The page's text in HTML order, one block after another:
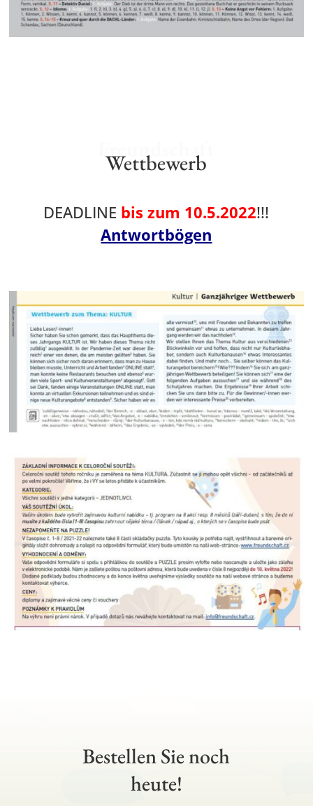
Freundschaft
Wettbewerb
DEADLINE bis zum 10.5.2022!!!
Antwortbögen
Bestellen Sie noch
heute!